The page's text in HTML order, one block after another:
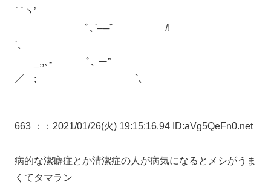
⌒ヽ’
ﾞ､`–─ﾞ /!
`､
_,,､- ﾞ､ ー”
／ ; `､
663 ： ：2021/01/26(火) 19:15:16.94 ID:aVg5QeFn0.net
病的な潔癖症とか清潔症の人が病気になるとメシがうま
くてタマラン